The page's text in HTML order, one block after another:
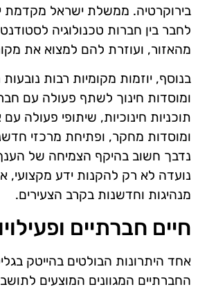
בירוקרטיה. ממשלת ישראל מקדמת
לחבר בין חברות טכנולוגיה
מהאזור, ועוזרת להם למצוא את
בנוסף, יוזמות מקומיות רבות
ומוסדות חינוך לשתף פעולה עם
תוכניות חינוכיות, שיתופי פעולה עם
ומוסדות מחקר, ופתיחת מרכזי
נדבך חשוב בהיקף הצמיחה של
נועדה לא רק להקנות ידע מקצועי,
מנהיגות וחדשנות בקרב הצעירים.
חיים חברתיים
אחד היתרונות הבולטים בהייטק
החברתיים המגוונים המוצעים